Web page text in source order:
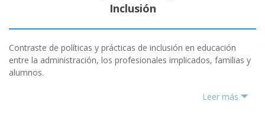
Inclusión
Contraste de políticas y prácticas de inclusión en educación
entre la administración, los profesionales implicados, familias y
alumnos.
Leer más